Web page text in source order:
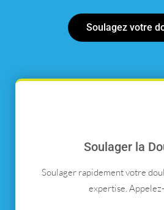
Soulagez votre
Soulager la
Soulager rapidement votre
expertise.